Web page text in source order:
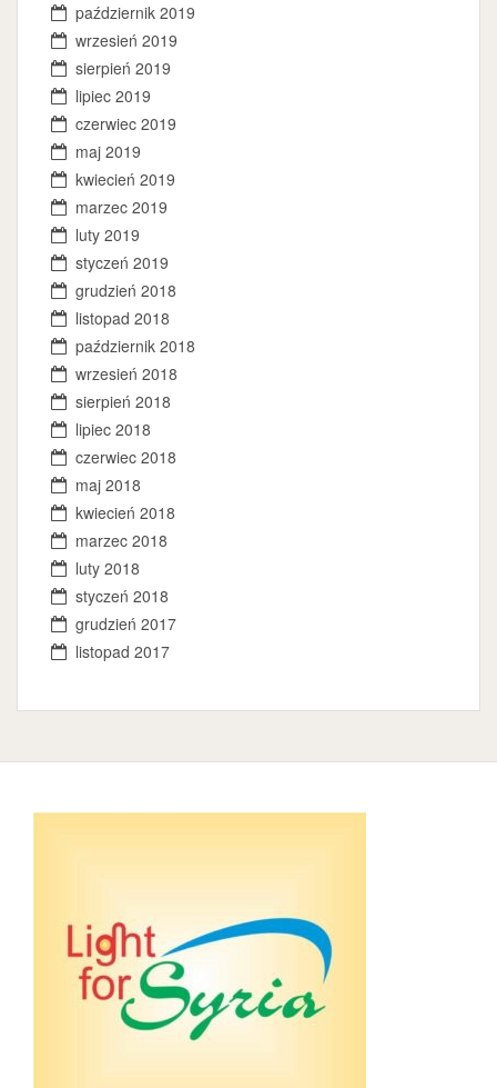
październik 2019
wrzesień 2019
sierpień 2019
lipiec 2019
czerwiec 2019
maj 2019
kwiecień 2019
marzec 2019
luty 2019
styczeń 2019
grudzień 2018
listopad 2018
październik 2018
wrzesień 2018
sierpień 2018
lipiec 2018
czerwiec 2018
maj 2018
kwiecień 2018
marzec 2018
luty 2018
styczeń 2018
grudzień 2017
listopad 2017